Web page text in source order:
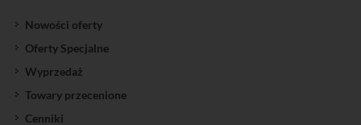
Nowości oferty
Oferty Specjalne
Wyprzedaż
Towary przecenione
Cenniki